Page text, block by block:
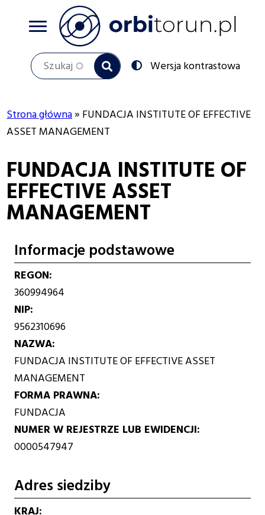
Szukaj
Przełącz
na:
Wersja kontrastowa
Ścieżka
nawigacyjna
Strona główna
FUNDACJA INSTITUTE OF EFFECTIVE
ASSET MANAGEMENT
FUNDACJA INSTITUTE OF
EFFECTIVE ASSET
MANAGEMENT
Informacje podstawowe
REGON
360994964
NIP
9562310696
NAZWA
FUNDACJA INSTITUTE OF EFFECTIVE ASSET
MANAGEMENT
FORMA PRAWNA
FUNDACJA
NUMER W REJESTRZE LUB EWIDENCJI
0000547947
Adres siedziby
KRAJ